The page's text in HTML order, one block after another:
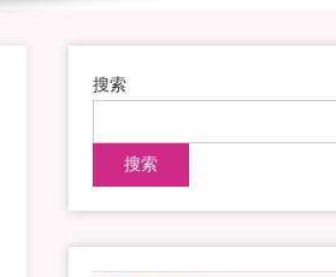
搜索
搜索